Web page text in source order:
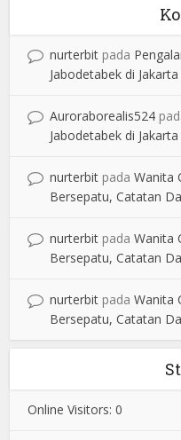
nurterbit pada
Jabodetabek di Jakarta
Auroraborealis524
Jabodetabek di Jakarta
nurterbit padaWanita
Bersepatu, Catatan
nurterbit padaWanita
Bersepatu, Catatan
nurterbit padaWanita
Bersepatu, Catatan
Online Visitors:0